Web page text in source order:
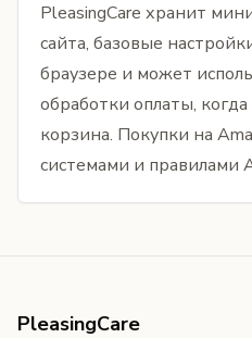
PleasingCare хранит
сайта, базовые
браузере и может
обработки оплаты,
корзина. Покупки на
системами и правилами
PleasingCare